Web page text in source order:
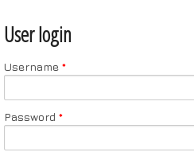
User login
Username*
Password*